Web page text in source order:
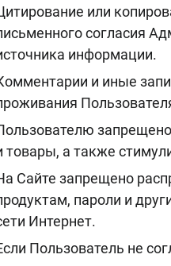
или
согласия
информации.
и иные
товары, а также
Сайте запрещено
пароли и
Интернет.
Пользователь не